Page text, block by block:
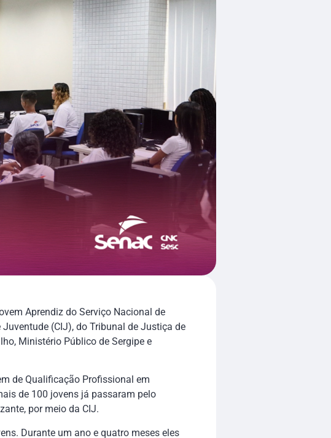
Aprendiz do Serviço Nacional de
(CIJ), do Tribunal de Justiça de
Ministério Público de Sergipe e
de Qualificação Profissional em
de 100 jovens já passaram pelo
por meio da CIJ.
Durante um ano e quatro meses eles